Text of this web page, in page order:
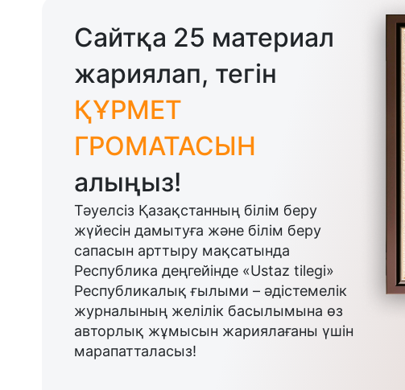
Сайтқа 25 материал
жариялап, тегін
ҚҰРМЕТ
ГРОМАТАСЫН
алыңыз!
Тәуелсіз Қазақстанның білім беру
жүйесін дамытуға және білім беру
сапасын арттыру мақсатында
Республика деңгейінде «Ustaz tilegi»
Республикалық ғылыми – әдістемелік
журналының желілік басылымына өз
авторлық жұмысын жариялағаны үшін
марапатталасыз!